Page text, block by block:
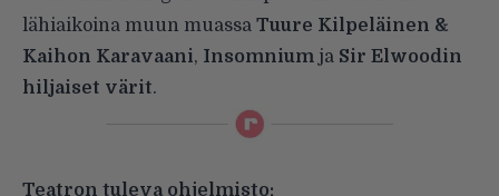
lähiaikoina muun muassa Tuure Kilpeläinen &
Kaihon Karavaani, Insomnium ja Sir Elwoodin
hiljaiset värit.
Teatron tuleva ohjelmisto: